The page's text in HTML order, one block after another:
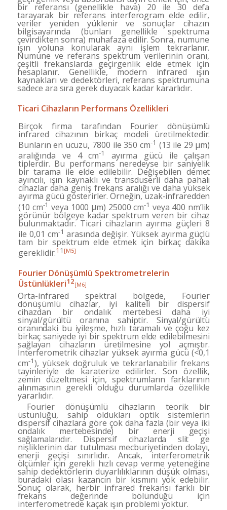
bir referansı (genellikle hava) 20 ile 30 defa
tarayarak bir referans interferogram elde edilir,
veriler yeniden yüklenir ve sonuçlar cihazın
bilgisayarında (bunları genellikle spektruma
çevirdik­ten sonra) muhafaza edilir. Sonra, numune
ışın yoluna konularak aynı işlem tekrarlanır.
Numune ve referansspektrum verilerinin oranı,
çeşitli frekanslarda geçir­genlik elde etmek için
hesaplanır. Genellikle, modern infrared ışın
kaynakları ve dedektörleri, referans spektrumuna
sadece ara sıra gerek duyacak kadar kararlıdır.
Ticari Cihazların Performans Özellikleri
Birçok firma tarafından Fourier dönüşümlü
infrared ci­hazının birkaç modeli üretilmektedir.
Bunların en ucu­zu, 7800 ile 350 cm-1 (13 ile 29 µm)
aralığında ve 4 cm-1 ayırma gücü ile çalışan
tiplerdir. Bu performansneredeyse bir saniyelik
bir tarama ile elde edilebilir. Değişebilen demet
ayıncılı, ışın kaynaklı ve transduserli daha pahalı
cihazlar daha geniş frekans aralığı ve da­ha yüksek
ayırma gücü gösterirler. Örneğin, uzak-infraredden
(10 cm-1 veya 1000 µm) 25000 cm-1 veya 400 nm’lik
görünür bölgeye kadar spektrum veren bir cihaz
bulunmaktadır. Ticari cihazların ayırma güçleri 8
ile 0,01 cm-1 arasında değişir. Yüksek ayırma güçlü
tam bir spektrum elde etmek için birkaç dakika
gereklidir.1 1 [M5]
Fourier Dönüşümlü Spektrometrelerin
Üstünlükleri12[M6]
Orta-infrared spektral bölgede, Fourier
dönüşümlü ci­hazlar, iyi kaliteli bir dispersif
cihazdan bir ondalık mertebesi daha iyi
sinyal/gürültü oranına sahiptir. Sin­yal/gürültü
oranındaki bu iyileşme, hızlı taramalı ve ço­ğu kez
birkaç saniyede iyi bir spektrum elde edilebilme­sini
sağlayan cihazların üretilmesine yol açmıştır.
İnterferometrik cihazlar yüksek ayırma gücü (<0,1
cm-1),yüksek doğruluk ve tekrarlanabilir frekans
tayinleriyle de karaterize edilirler. Son özellik,
zemin düzeltmesi için, spektrumların farklarının
alınmasının gerekli oldu­ğu durumlarda özellikle
yararlıdır.
Fourier dönüşümlü cihazların teorik bir
üstünlüğü, sahip oldukları optik sistemlerin
dispersif cihazlara gö­re çok daha fazla (bir veya iki
ondalık mertebesinde) bir enerji geçişi
sağlamalarıdır. Dispersif cihazlarda slit ge­
nişliklerinin dar tutulması mecburiyetinden dolayı,
enerji geçişi sınırlıdır. Ancak, interferometrik
ölçümleriçin gerekli hızlı cevap verme yeteneğine
sahip dedektörlerin duyarlılıklarının düşük olması,
buradaki olası kazancın bir kısmını yok edebilir.
Sonuç olarak, herbir infrared frekansı farklı bir
frekans değerinde bölündüğü için
interferometrede kaçak ışın problemi yoktur.